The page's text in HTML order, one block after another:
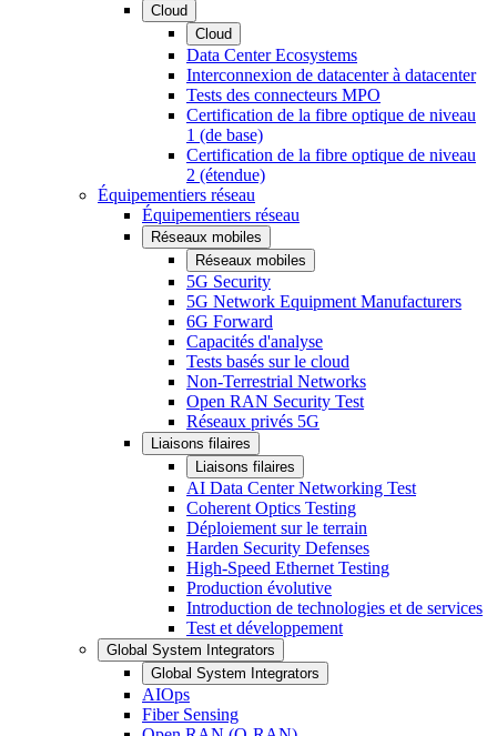
Cloud
Cloud
Data Center Ecosystems
Interconnexion de datacenter à datacenter
Tests des connecteurs MPO
Certification de la fibre optique de niveau
1 (de base)
Certification de la fibre optique de niveau
2 (étendue)
Équipementiers réseau
Équipementiers réseau
Réseaux mobiles
Réseaux mobiles
5G Security
5G Network Equipment Manufacturers
6G Forward
Capacités d'analyse
Tests basés sur le cloud
Non-Terrestrial Networks
Open RAN Security Test
Réseaux privés 5G
Liaisons filaires
Liaisons filaires
AI Data Center Networking Test
Coherent Optics Testing
Déploiement sur le terrain
Harden Security Defenses
High-Speed Ethernet Testing
Production évolutive
Introduction de technologies et de services
Test et développement
Global System Integrators
Global System Integrators
AIOps
Fiber Sensing